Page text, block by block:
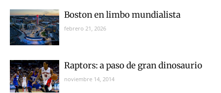
Boston en limbo mundialista
febrero 21, 2026
Raptors: a paso de gran dinosaurio
noviembre 14, 2014